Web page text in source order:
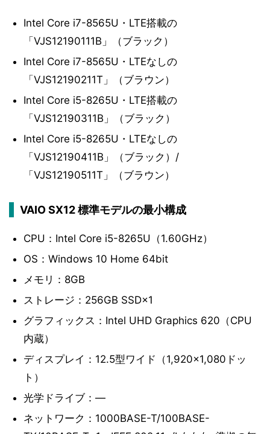
Intel Core i7-8565U・LTE搭載の
「VJS12190111B」（ブラック）
Intel Core i7-8565U・LTEなしの
「VJS12190211T」（ブラウン）
Intel Core i5-8265U・LTE搭載の
「VJS12190311B」（ブラック）
Intel Core i5-8265U・LTEなしの
「VJS12190411B」（ブラック）/
「VJS12190511T」（ブラウン）
VAIO SX12 標準モデルの最小構成
CPU：Intel Core i5-8265U（1.60GHz）
OS：Windows 10 Home 64bit
メモリ：8GB
ストレージ：256GB SSD×1
グラフィックス：Intel UHD Graphics 620（CPU
内蔵）
ディスプレイ：12.5型ワイド（1,920×1,080ドッ
ト）
光学ドライブ：―
ネットワーク：1000BASE-T/100BASE-